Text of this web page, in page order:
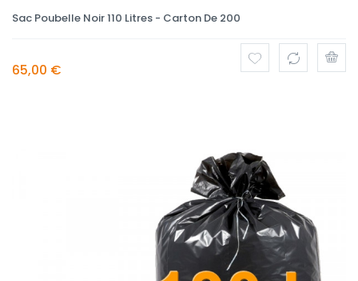
Sac Poubelle Noir 110 Litres - Carton De 200
65,00 €